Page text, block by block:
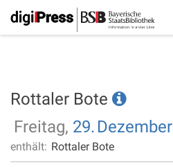
Rottaler Bote
Freitag, 29. Dezember
enthält: Rottaler Bote